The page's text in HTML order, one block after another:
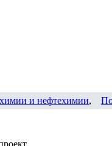
и нефтехимии,